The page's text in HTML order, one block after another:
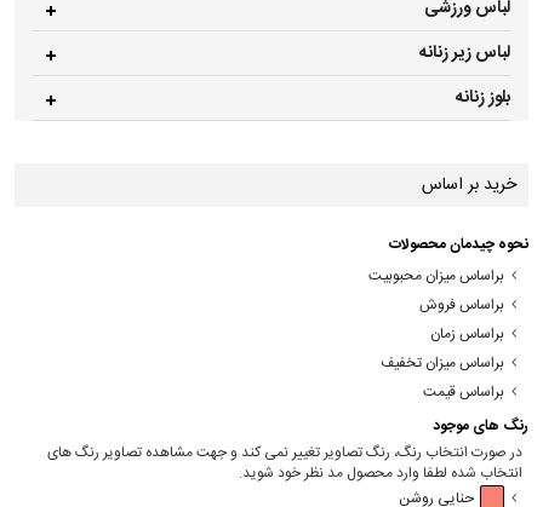
لباس ورزشی
لباس زیر زنانه
بلوز زنانه
خرید بر اساس
نحوه چیدمان محصولات
براساس میزان محبوبیت
براساس فروش
براساس زمان
براساس میزان تخفیف
براساس قیمت
رنگ های موجود
در صورت انتخاب رنگ، رنگ تصاویر تغییر نمی کند و جهت مشاهده تصاویر رنگ های
انتخاب شده لطفا وارد محصول مد نظر خود شوید.
حنایی روشن